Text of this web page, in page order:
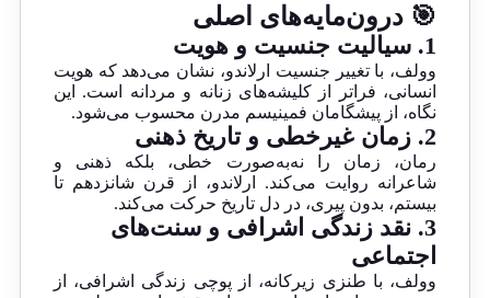
🎯 درون‌مایه‌های اصلی
1. سیالیت جنسیت و هویت
وولف، با تغییر جنسیت ارلاندو، نشان می‌دهد که هویت
انسانی، فراتر از کلیشه‌های زنانه و مردانه است. این
نگاه، از پیشگامان فمینیسم مدرن محسوب می‌شود.
2. زمان غیرخطی و تاریخ ذهنی
رمان، زمان را نه‌به‌صورت خطی، بلکه ذهنی و
شاعرانه روایت می‌کند. ارلاندو، از قرن شانزدهم تا
بیستم، بدون پیری، در دل تاریخ حرکت می‌کند.
3. نقد زندگی اشرافی و سنت‌های
اجتماعی
وولف، با طنزی زیرکانه، از پوچی زندگی اشرافی، از